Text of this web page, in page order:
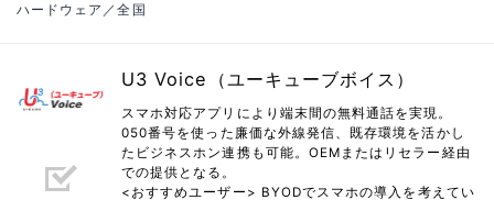
ハードウェア／全国
U3 Voice（ユーキューブボイス）
スマホ対応アプリにより端末間の無料通話を実現。
050番号を使った廉価な外線発信、既存環境を活かし
たビジネスホン連携も可能。OEMまたはリセラー経由
での提供となる。
<おすすめユーザー> BYODでスマホの導入を考えてい